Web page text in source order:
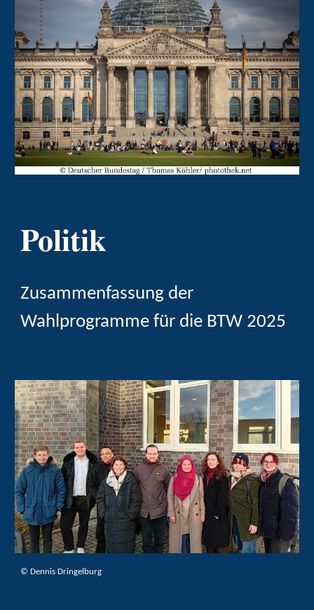
Politik
Zusammenfassung der
Wahlprogramme für die BTW 2025
© Dennis Dringelburg